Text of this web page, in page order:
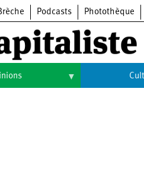
Podcasts Photothèque